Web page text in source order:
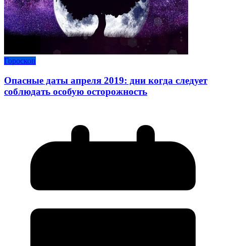
Гороскоп
Опасные даты апреля 2019: дни когда следует
соблюдать особую осторожность